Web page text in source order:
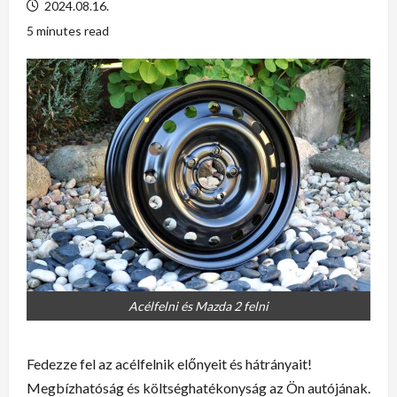
2024.08.16.
5 minutes read
Acélfelni és Mazda 2 felni
Fedezze fel az acélfelnik előnyeit és hátrányait!
Megbízhatóság és költséghatékonyság az Ön autójának.